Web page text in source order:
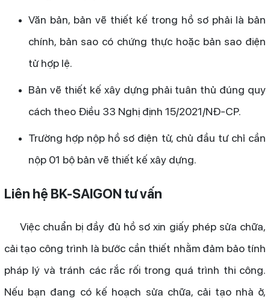
Văn bản, bản vẽ thiết kế trong hồ sơ phải là bản
chính, bản sao có chứng thực hoặc bản sao điện
tử hợp lệ.
Bản vẽ thiết kế xây dựng phải tuân thủ đúng quy
cách theo Điều 33 Nghị định 15/2021/NĐ-CP.
Trường hợp nộp hồ sơ điện tử, chủ đầu tư chỉ cần
nộp 01 bộ bản vẽ thiết kế xây dựng.
Liên hệ BK-SAIGON tư vấn
Việc chuẩn bị đầy đủ hồ sơ xin giấy phép sửa chữa,
cải tạo công trình là bước cần thiết nhằm đảm bảo tính
pháp lý và tránh các rắc rối trong quá trình thi công.
Nếu bạn đang có kế hoạch sửa chữa, cải tạo nhà ở,